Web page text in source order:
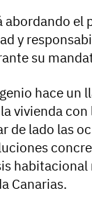
abordando el
y
su
hace un
vivienda con
de lado las
habitacional
Canarias.